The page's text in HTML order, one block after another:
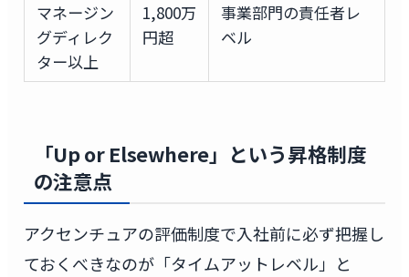
マネージン
グディレク
ター以上
1,800万
円超
事業部門の責任者レ
ベル
「Up or Elsewhere」という昇格制度
の注意点
アクセンチュアの評価制度で入社前に必ず把握し
ておくべきなのが「タイムアットレベル」と